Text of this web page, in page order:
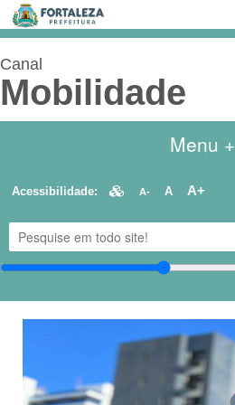
Canal
Mobilidade
Menu +
Acessibilidade: A- A A+